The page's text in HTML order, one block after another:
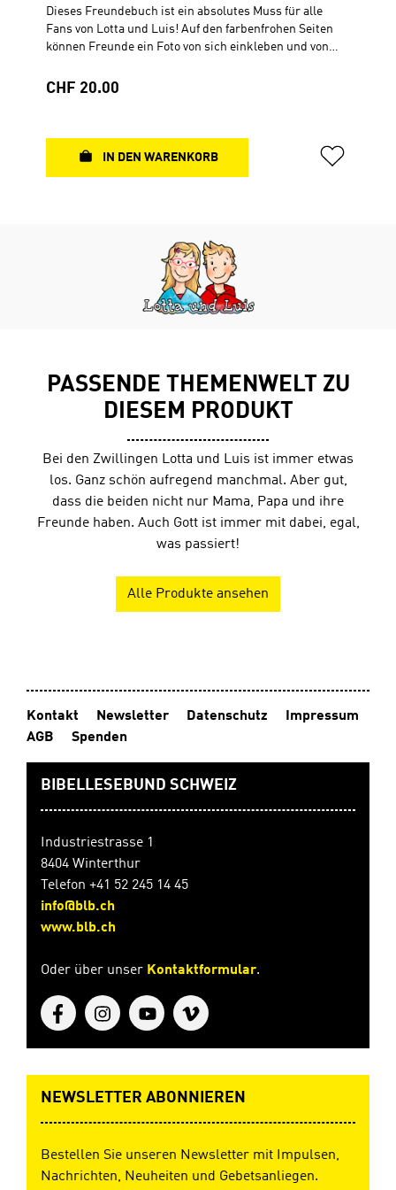
Dieses Freundebuch ist ein absolutes Muss für alle
Fans von Lotta und Luis! Auf den farbenfrohen Seiten
können Freunde ein Foto von sich einkleben und von
alle seine Lieblingsmenschen. Lotta und Luis haben
für 31 Freunde, coolen Seiten zum gemeinsamen
Ausfüllen, einem Geburtstagskalender und vielen
Regulärer Preis:
CHF 20.00
IN DEN WARENKORB
PASSENDE THEMENWELT ZU
DIESEM PRODUKT
Bei den Zwillingen Lotta und Luis ist immer etwas
los. Ganz schön aufregend manchmal. Aber gut,
dass die beiden nicht nur Mama, Papa und ihre
Freunde haben. Auch Gott ist immer mit dabei, egal,
was passiert!
Alle Produkte ansehen
Kontakt Newsletter Datenschutz
Impressum
AGB
Spenden
BIBELLESEBUND SCHWEIZ
Industriestrasse 1
8404 Winterthur
Telefon +41 52 245 14 45
info@blb.ch
www.blb.ch
Oder über unser Kontaktformular.
NEWSLETTER ABONNIEREN
Bestellen Sie unseren Newsletter mit Impulsen,
Nachrichten, Neuheiten und Gebetsanliegen.